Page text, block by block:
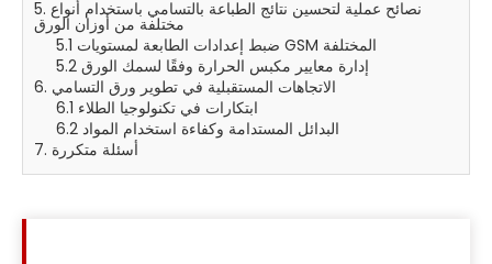
5. نصائح عملية لتحسين نتائج الطباعة بالتسامي باستخدام أنواع
مختلفة من أوزان الورق
5.1 ضبط إعدادات الطابعة لمستويات GSM المختلفة
5.2 إدارة معايير مكبس الحرارة وفقًا لسمك الورق
6. الاتجاهات المستقبلية في تطوير ورق التسامي
6.1 ابتكارات في تكنولوجيا الطلاء
6.2 البدائل المستدامة وكفاءة استخدام المواد
7. أسئلة متكررة